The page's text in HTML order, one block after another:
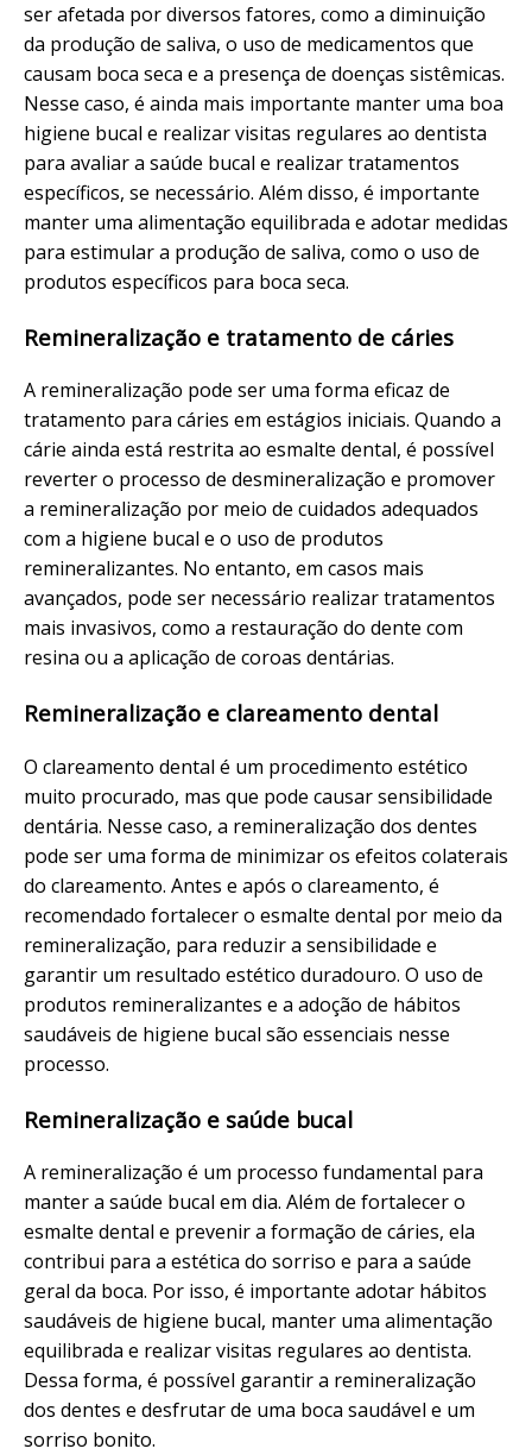
ser afetada por diversos fatores, como a diminuição
da produção de saliva, o uso de medicamentos que
causam boca seca e a presença de doenças sistêmicas.
Nesse caso, é ainda mais importante manter uma boa
higiene bucal e realizar visitas regulares ao dentista
para avaliar a saúde bucal e realizar tratamentos
específicos, se necessário. Além disso, é importante
manter uma alimentação equilibrada e adotar medidas
para estimular a produção de saliva, como o uso de
produtos específicos para boca seca.
Remineralização e tratamento de cáries
A remineralização pode ser uma forma eficaz de
tratamento para cáries em estágios iniciais. Quando a
cárie ainda está restrita ao esmalte dental, é possível
reverter o processo de desmineralização e promover
a remineralização por meio de cuidados adequados
com a higiene bucal e o uso de produtos
remineralizantes. No entanto, em casos mais
avançados, pode ser necessário realizar tratamentos
mais invasivos, como a restauração do dente com
resina ou a aplicação de coroas dentárias.
Remineralização e clareamento dental
O clareamento dental é um procedimento estético
muito procurado, mas que pode causar sensibilidade
dentária. Nesse caso, a remineralização dos dentes
pode ser uma forma de minimizar os efeitos colaterais
do clareamento. Antes e após o clareamento, é
recomendado fortalecer o esmalte dental por meio da
remineralização, para reduzir a sensibilidade e
garantir um resultado estético duradouro. O uso de
produtos remineralizantes e a adoção de hábitos
saudáveis de higiene bucal são essenciais nesse
processo.
Remineralização e saúde bucal
A remineralização é um processo fundamental para
manter a saúde bucal em dia. Além de fortalecer o
esmalte dental e prevenir a formação de cáries, ela
contribui para a estética do sorriso e para a saúde
geral da boca. Por isso, é importante adotar hábitos
saudáveis de higiene bucal, manter uma alimentação
equilibrada e realizar visitas regulares ao dentista.
Dessa forma, é possível garantir a remineralização
dos dentes e desfrutar de uma boca saudável e um
sorriso bonito.